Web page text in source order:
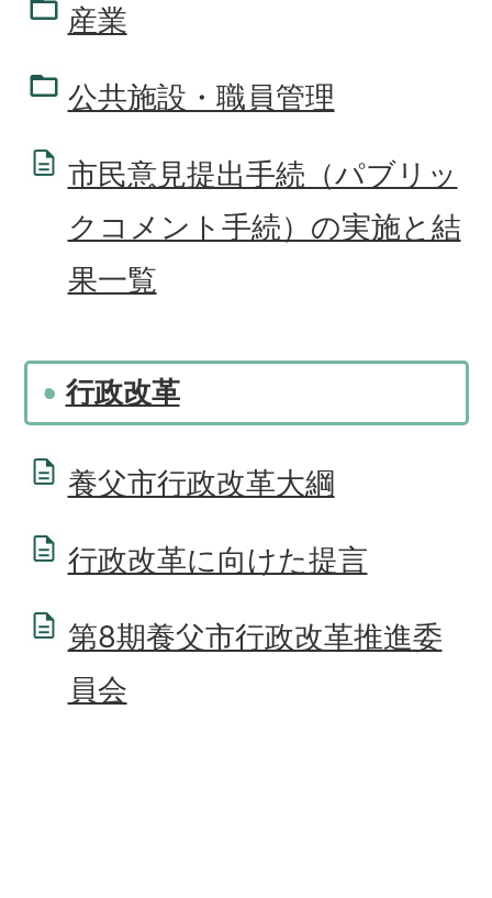
産業
公共施設・職員管理
市民意見提出手続（パブリッ
クコメント手続）の実施と結
果一覧
行政改革
養父市行政改革大綱
行政改革に向けた提言
第8期養父市行政改革推進委
員会